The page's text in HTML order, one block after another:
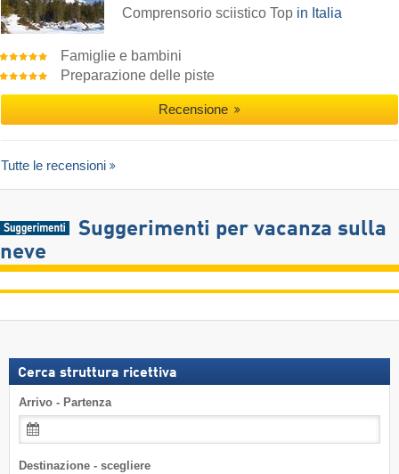
Comprensorio sciistico Top in Italia
Famiglie e bambini
Preparazione delle piste
Recensione
Tutte le recensioni
Suggerimenti per vacanza sulla
neve
Cerca struttura ricettiva
Arrivo - Partenza
Destinazione - scegliere